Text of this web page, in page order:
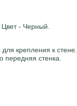
- Черный.
крепления к стене.
передняя стенка.